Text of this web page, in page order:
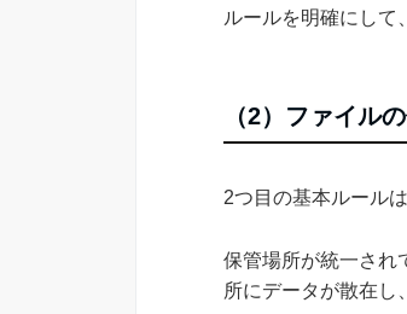
ルールを明確にして
（2）ファイル
2つ目の基本ルール
保管場所が統一され
所にデータが散在し